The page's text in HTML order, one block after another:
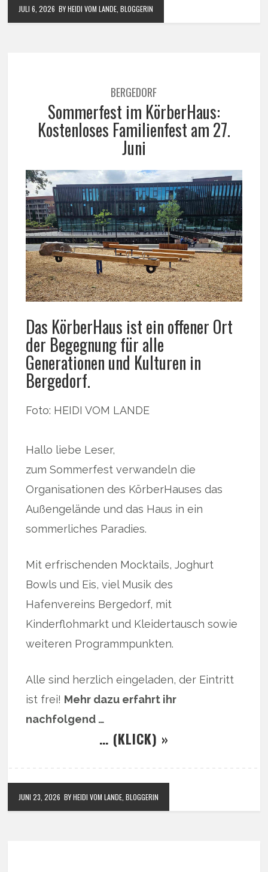
JULI 6, 2026 BY HEIDI VOM LANDE, BLOGGERIN
BERGEDORF
Sommerfest im KörberHaus:
Kostenloses Familienfest am 27.
Juni
Das KörberHaus ist ein offener Ort
der Begegnung für alle
Generationen und Kulturen in
Bergedorf.
Foto: HEIDI VOM LANDE
Hallo liebe Leser,
zum Sommerfest verwandeln die
Organisationen des KörberHauses das
Außengelände und das Haus in ein
sommerliches Paradies.
Mit erfrischenden Mocktails, Joghurt
Bowls und Eis, viel Musik des
Hafenvereins Bergedorf, mit
Kinderflohmarkt und Kleidertausch sowie
weiteren Programmpunkten.
Alle sind herzlich eingeladen, der Eintritt
ist frei! Mehr dazu erfahrt ihr
nachfolgend …
… (KLICK) »
JUNI 23, 2026 BY HEIDI VOM LANDE, BLOGGERIN